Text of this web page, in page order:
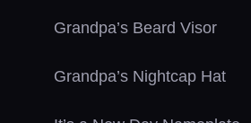
Grandpa’s Beard Visor
Grandpa’s Nightcap Hat